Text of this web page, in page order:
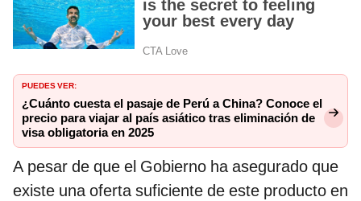
PUEDES VER:
¿Cuánto cuesta el pasaje de Perú a China? Conoce el
precio para viajar al país asiático tras eliminación de
visa obligatoria en 2025
A pesar de que el Gobierno ha asegurado que
existe una oferta suficiente de este producto en